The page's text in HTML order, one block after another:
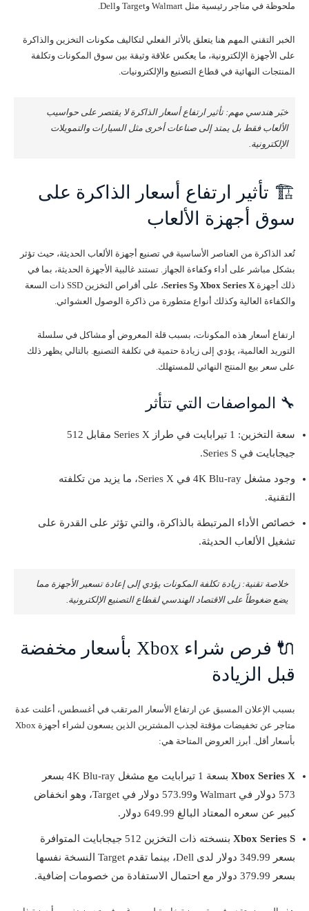
ملحوظة في متاجر رئيسية مثل Walmart وTarget وDell.
الخبر التقني المهم هنا يتعلق بالأثر الفعلي لتكاليف مكونات التخزين والذاكرة
على الأجهزة الإلكترونية، ما يعكس علاقة وثيقة بين سوق المكونات وتكلفة
المنتجات النهائية في قطاع التصنيع والإلكترونيات.
خبَر هندسي مهم: تأثير ارتفاع أسعار الذاكرة لا يقتصر على حواسيب
الألعاب فقط بل يمتد إلى صناعات أخرى مثل السيارات والتمويلات
الإلكترونية.
🏗️ تأثير ارتفاع أسعار الذاكرة على
سوق أجهزة الألعاب
تُعد الذاكرة من العناصر الأساسية في تصنيع أجهزة الألعاب الحديثة، حيث تؤثر
بشكل مباشر على أداء وكفاءة الجهاز. تستند غالبية الأجهزة الحديثة، بما في
ذلك أجهزةXbox Series X وSeries S
، على أقراص التخزين SSD ذات السعة
والكفاءة العالية وكذلك أنواع متطورة من ذاكرة الوصول العشوائي.
ارتفاع أسعار هذه المكونات، بسبب قلة المعروض أو مشاكل في سلسلة
التوريد العالمية، يؤدي إلى زيادة حتمية في تكلفة التصنيع. بالتالي يظهر ذلك
على سعر بيع المنتج النهائي للمستهلك.
🔧 المواصفات التي تتأثر
سعة التخزين: 1 تيرابايت في طراز Series X مقابل 512
جيجابايت في Series S.
وجود مشغل 4K Blu-ray في Series X، ما يزيد من تكلفته
التقنية.
خصائص الأداء المرتبطة بالذاكرة، والتي تؤثر على القدرة على
تشغيل الألعاب الحديثة.
خلاصة تقنية: زيادة تكلفة المكونات يؤدي إلى إعادة تسعير الأجهزة مما
يضع ضغوطاً على الاقتصاد الهندسي لقطاع التصنيع الإلكترونية.
🔌 فرص شراء Xbox بأسعار مخفضة
قبل الزيادة
بسبب الإعلان المسبق عن ارتفاع الأسعار المرتقب في أغسطس، أعلنت عدة
متاجر عن تخفيضات مؤقتة لجذب المشترين الذين يسعون لشراء أجهزة Xbox
بأسعار أقل. أبرز العروض المتاحة هي:
Xbox Series X
بسعة 1 تيرابايت مع مشغل 4K Blu-ray بسعر
573 دولار في Walmart و573.99 دولار في Target، وهو انخفاض
كبير عن سعره المعتاد البالغ 649.99 دولار.
Xbox Series S
بنسخته ذات التخزين 512 جيجابايت المتوافرة
بسعر 349.99 دولار لدى Dell، بينما تقدم Target النسخة نفسها
بسعر 379.99 دولار مع احتمال الاستفادة من خصومات إضافية.